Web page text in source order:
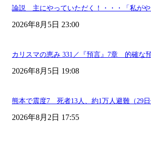
論説 主にやっていただく！・・・「私がや
2026年8月5日 23:00
カリスマの恵み 331／『預言』7章 的確な預
2026年8月5日 19:08
熊本で震度7 死者13人、約1万人避難（29日
2026年8月2日 17:55